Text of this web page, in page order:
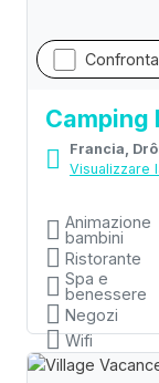
Camping
Francia,
Visualizzare
Animazione
bambini
Ristorante
Spa e
benessere
Negozi
Wifi